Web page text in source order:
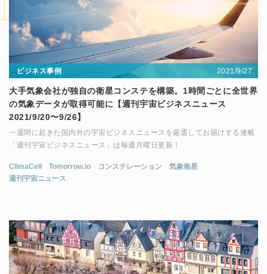
ビジネス事例 2021/9/27
大手気象会社が独自の衛星コンステを構築。1時間ごとに全世界
の気象データが取得可能に【週刊宇宙ビジネスニュース
2021/9/20〜9/26】
一週間に起きた国内外の宇宙ビジネスニュースを厳選してお届けする連載
「週刊宇宙ビジネスニュース」は毎週月曜日更新！
ClimaCell Tomorrow.io コンステレーション
気象衛星
週刊宇宙ニュース